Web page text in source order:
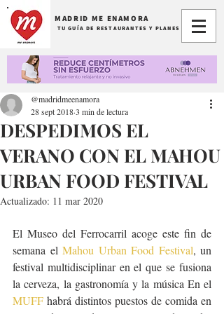
MADRID ME ENAMORA
TU GUÍA DE RESTAURANTES Y PLANES
DESPEDIMOS EL
VERANO CON EL MAHOU
URBAN FOOD FESTIVAL
@madridmeenamora
28 sept 20183 min de lectura
Actualizado: 11 mar 2020
El Museo del Ferrocarril acoge este fin de
semana el Mahou Urban Food Festival, un
festival multidisciplinar en el que se fusiona
MUFF habrá distintos puestos de comida en